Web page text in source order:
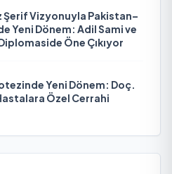
Şerif Vizyonuyla Pakistan–
Yeni Dönem: Adil Sami ve
Öne Çıkıyor
Yeni Dönem: Doç.
Özel Cerrahi